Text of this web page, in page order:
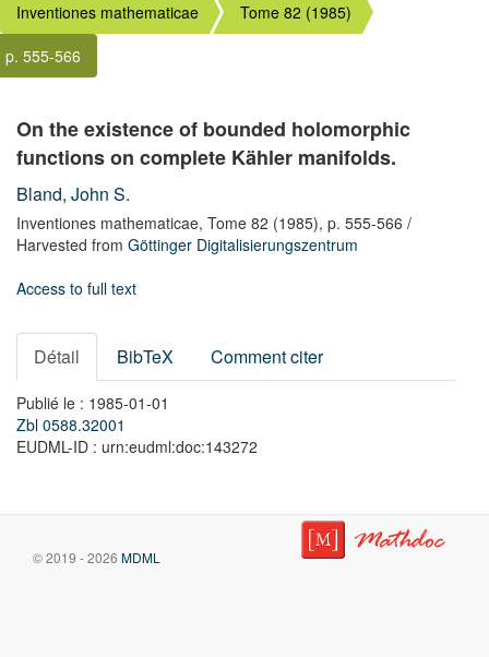
Inventiones mathematicae
Tome 82 (1985)
p. 555-566
On the existence of bounded holomorphic
functions on complete Kähler manifolds.
Bland, John S.
Inventiones mathematicae, Tome 82 (1985), p. 555-566 /
Harvested from Göttinger Digitalisierungszentrum
Access to full text
Détail BibTeX Comment citer
Publié le : 1985-01-01
Zbl 0588.32001
EUDML-ID : urn:eudml:doc:143272
© 2019 - 2026 MDML